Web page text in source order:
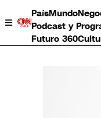
PaísMundo
Podcast y
Futuro 360